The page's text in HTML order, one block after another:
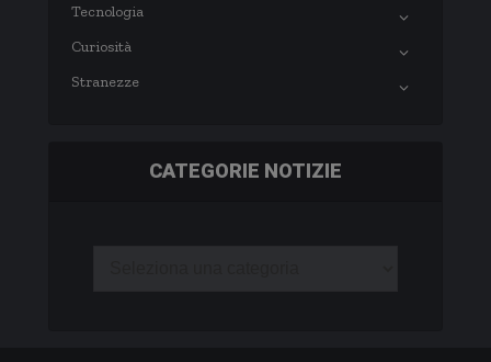
Tecnologia
Curiosità
Stranezze
CATEGORIE NOTIZIE